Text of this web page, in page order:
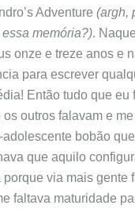
Adventure (argh,
memória?).
onze e treze anos e
para escrever
Então tudo que eu
outros falavam e me
bobão
que aquilo
via mais gente
faltava maturidade